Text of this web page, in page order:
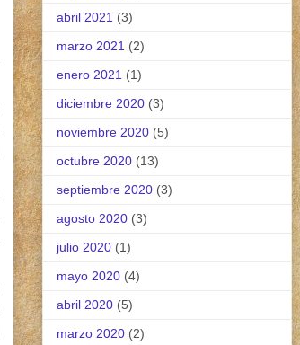
abril 2021 (3)
marzo 2021 (2)
enero 2021 (1)
diciembre 2020 (3)
noviembre 2020 (5)
octubre 2020 (13)
septiembre 2020 (3)
agosto 2020 (3)
julio 2020 (1)
mayo 2020 (4)
abril 2020 (5)
marzo 2020 (2)